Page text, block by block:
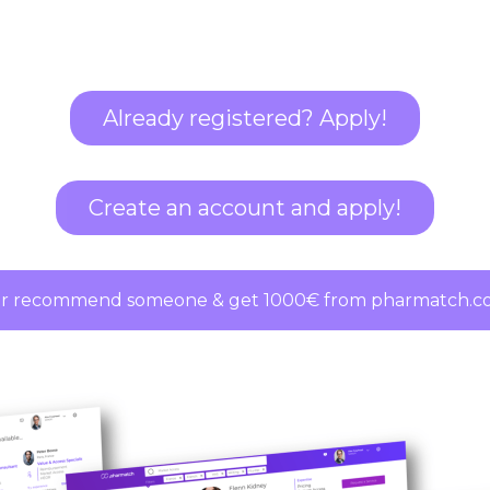
Already registered? Apply!
Create an account and apply!
recommend someone & get 1000€ from